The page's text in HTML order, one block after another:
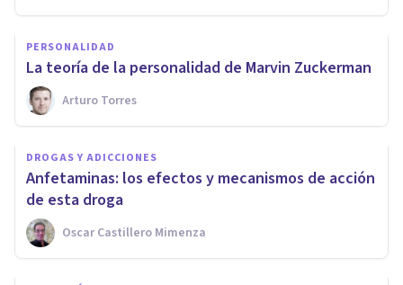
PERSONALIDAD
La teoría de la personalidad de Marvin Zuckerman
Arturo Torres
DROGAS Y ADICCIONES
Anfetaminas: los efectos y mecanismos de acción
de esta droga
Oscar Castillero Mimenza